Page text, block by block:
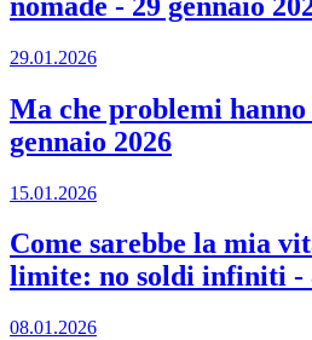
29.01.2026
Ma che problemi hanno
gennaio 2026
15.01.2026
Come sarebbe la mia
limite: no soldi infiniti -
08.01.2026